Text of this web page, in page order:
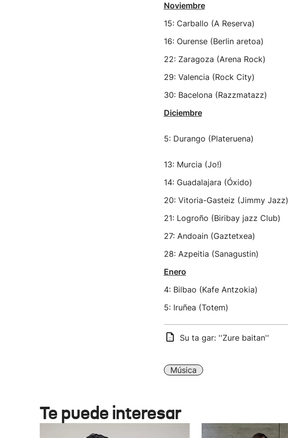
Noviembre
15: Carballo (A Reserva)
16: Ourense (Berlin aretoa)
22: Zaragoza (Arena Rock)
29: Valencia (Rock City)
30: Bacelona (Razzmatazz)
Diciembre
5: Durango (Plateruena)
13: Murcia (Jo!)
14: Guadalajara (Óxido)
20: Vitoria-Gasteiz (Jimmy Jazz)
21: Logroño (Biribay jazz Club)
27: Andoain (Gaztetxea)
28: Azpeitia (Sanagustin)
Enero
4: Bilbao (Kafe Antzokia)
5: Iruñea (Totem)
Su ta gar: ''Zure baitan''
Música
Te puede interesar